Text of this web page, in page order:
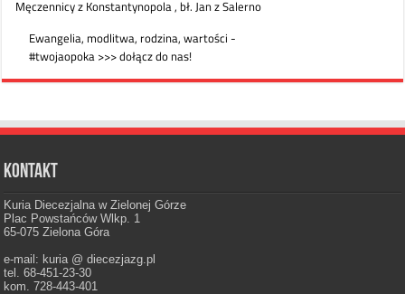
Kontakt
Kuria Diecezjalna w Zielonej Górze
Plac Powstańców Wlkp. 1
65-075 Zielona Góra
e-mail: kuria @ diecezjazg.pl
tel. 68-451-23-30
kom. 728-443-401